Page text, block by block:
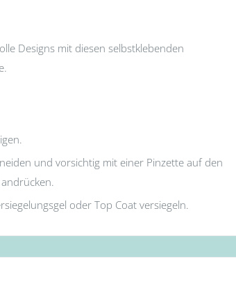
Designs mit diesen selbstklebenden
und vorsichtig mit einer Pinzette auf den
oder Top Coat versiegeln.